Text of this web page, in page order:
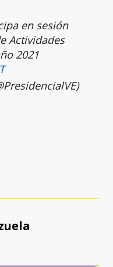
en sesión
Actividades
2021